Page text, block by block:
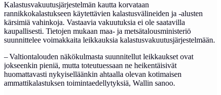
Kalastusvakuutusjärjestelmän kautta korvataan
rannikkokalastukseen käytettävien kalastusvälineiden ja -alusten
kärsimiä vahinkoja. Vastaavia vakuutuksia ei ole saatavilla
kaupallisesti. Tietojen mukaan maa- ja metsätalousministeriö
suunnittelee voimakkaita leikkauksia kalastusvakuutusjärjestelmään.
– Valtiontalouden näkökulmasta suunnitellut leikkaukset ovat
jokseenkin pieniä, mutta toteutuessaan ne heikentäisivät
huomattavasti nykyiselläänkin ahtaalla olevan kotimaisen
ammattikalastuksen toimintaedellytyksiä, Wallin sanoo.